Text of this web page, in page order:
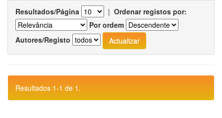
Resultados/Página | Ordenar registos por:
Por ordem
Autores/Registo
Resultados 1-1 de 1.